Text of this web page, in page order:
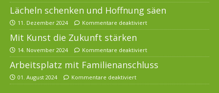
Lächeln schenken und Hoffnung säen
11. Dezember 2024 Kommentare deaktiviert
Mit Kunst die Zukunft stärken
14. November 2024 Kommentare deaktiviert
Arbeitsplatz mit Familienanschluss
01. August 2024 Kommentare deaktiviert